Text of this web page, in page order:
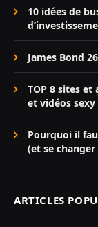
10 idées de
James Bond
TOP 8 sites
et vidéos sexy
Pourquoi il
(et se
ARTICLES